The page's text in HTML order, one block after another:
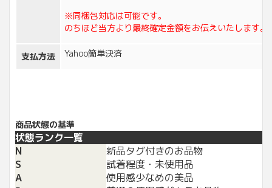
※同梱包対応は可能です。
のちほど当方より最終確定金額をお伝えいたします。
支払方法 Yahoo簡単決済
商品状態の基準
状態ランク一覧
N
新品タグ付きのお品物
S
試着程度・未使用品
A
使用感少なめの美品